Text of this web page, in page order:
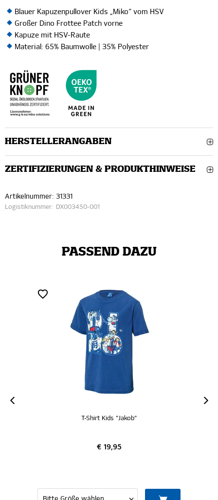
Blauer Kapuzenpullover Kids „Miko“ vom HSV
Großer Dino Frottee Patch vorne
Kapuze mit HSV-Raute
Material: 65% Baumwolle | 35% Polyester
HERSTELLERANGABEN
ZERTIFIZIERUNGEN & PRODUKTHINWEISE
Artikelnummer: 31331
Logistiknummer: DX003450-001
PASSEND DAZU
T-Shirt Kids "Jakob"
€ 19,95